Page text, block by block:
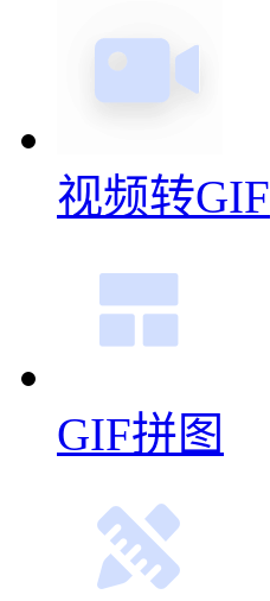
视频转GIF
GIF拼图